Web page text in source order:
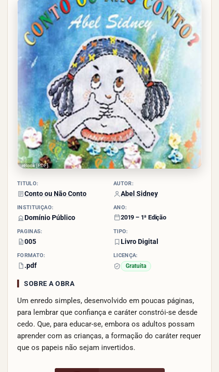
eBook [PDF]
- (30
votos)
TÍTULO:
Conto ou Não Conto
AUTOR:
Abel Sidney
INSTITUIÇÃO:
Domínio Público
ANO:
2019 – 1ª Edição
PÁGINAS:
005
TIPO:
Livro Digital
FORMATO:
.pdf
LICENÇA:
Gratuita
SOBRE A OBRA
Um enredo simples, desenvolvido em poucas páginas,
para lembrar que confiança e caráter constrói-se desde
cedo. Que, para educar-se, embora os adultos possam
aprender com as crianças, a formação do caráter requer
que os papeis não sejam invertidos.